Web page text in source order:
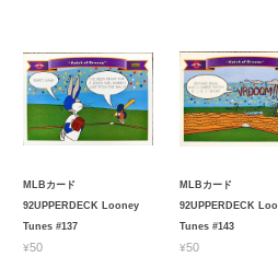
MLBカード
92UPPERDECK Looney
Tunes #137
¥50
MLBカード
92UPPERDECK
Tunes #143
¥50